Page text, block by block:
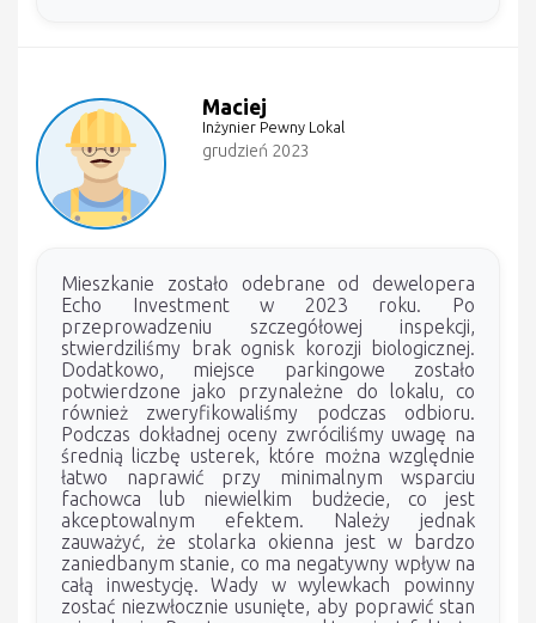
Maciej
Inżynier Pewny Lokal
grudzień 2023
Mieszkanie zostało odebrane od dewelopera
Echo Investment w 2023 roku. Po
przeprowadzeniu szczegółowej inspekcji,
stwierdziliśmy brak ognisk korozji biologicznej.
Dodatkowo, miejsce parkingowe zostało
potwierdzone jako przynależne do lokalu, co
również zweryfikowaliśmy podczas odbioru.
Podczas dokładnej oceny zwróciliśmy uwagę na
średnią liczbę usterek, które można względnie
łatwo naprawić przy minimalnym wsparciu
fachowca lub niewielkim budżecie, co jest
akceptowalnym efektem. Należy jednak
zauważyć, że stolarka okienna jest w bardzo
zaniedbanym stanie, co ma negatywny wpływ na
całą inwestycję. Wady w wylewkach powinny
zostać niezwłocznie usunięte, aby poprawić stan